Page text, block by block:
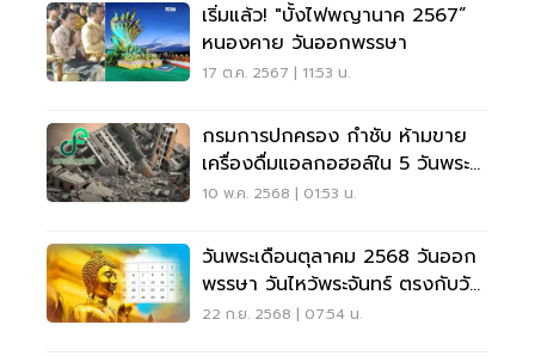
เริ่มแล้ว! "บั้งไฟพญานาค 2567”
หนองคาย วันออกพรรษา
17 ต.ค. 2567 | 11:53 น.
กรมการปกครอง กำชับ ห้ามขาย
เครื่องดื่มแอลกอฮอล์ใน 5 วันพระ
ใหญ่
10 พ.ค. 2568 | 01:53 น.
วันพระเดือนตุลาคม 2568 วันออก
พรรษา วันไหว้พระจันทร์ ตรงกับวัน
ใด
22 ก.ย. 2568 | 07:54 น.